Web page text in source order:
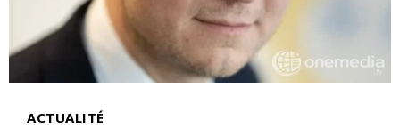
ACTUALITÉ